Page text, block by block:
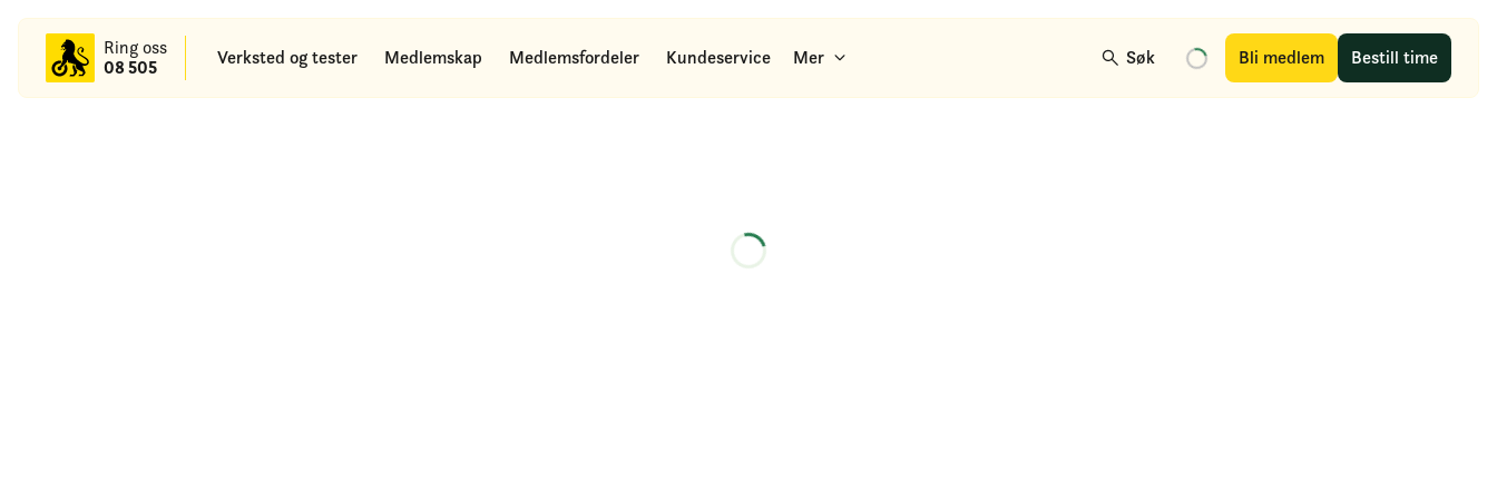
Ring oss
08 505
Verksted og tester Medlemskap Medlemsfordeler Kundeservice Mer Søk Bli medlem Bestill time